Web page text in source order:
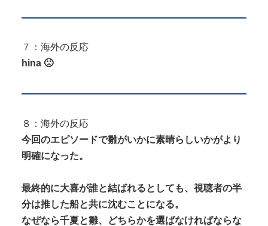
７：海外の反応
hina 🙁
８：海外の反応
今回のエピソードで雛がいかに素晴らしいかがより
明確になった。
最終的に大喜が誰と結ばれるとしても、視聴者の半
分は推した船と共に沈むことになる。
なぜなら千夏と雛、どちらかを選ばなければならな